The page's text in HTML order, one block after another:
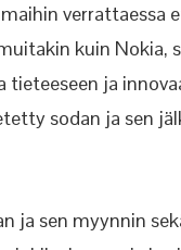
verrattaessa
kuin Nokia,
tieteeseen ja
sodan ja sen
ja sen myynnin